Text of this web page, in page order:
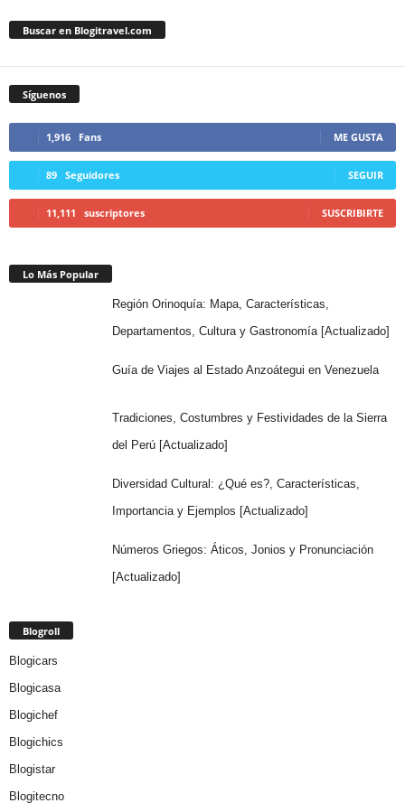
Buscar en Blogitravel.com
Síguenos
1,916 Fans ME GUSTA
89 Seguidores SEGUIR
11,111 suscriptores SUSCRIBIRTE
Lo Más Popular
Región Orinoquía: Mapa, Características,
Departamentos, Cultura y Gastronomía [Actualizado]
Guía de Viajes al Estado Anzoátegui en Venezuela
Tradiciones, Costumbres y Festividades de la Sierra
del Perú [Actualizado]
Diversidad Cultural: ¿Qué es?, Características,
Importancia y Ejemplos [Actualizado]
Números Griegos: Áticos, Jonios y Pronunciación
[Actualizado]
Blogroll
Blogicars
Blogicasa
Blogichef
Blogichics
Blogistar
Blogitecno